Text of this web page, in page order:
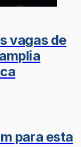
vagas de
para esta